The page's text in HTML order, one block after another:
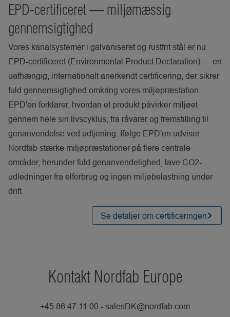
EPD-certificeret — miljømæssig
gennemsigtighed
Vores kanalsystemer i galvaniseret og rustfrit stål er nu
EPD-certificeret (Environmental Product Declaration) — en
uafhængig, internationalt anerkendt certificering, der sikrer
fuld gennemsigtighed omkring vores miljøpræstation.
EPD'en forklarer, hvordan et produkt påvirker miljøet
gennem hele sin livscyklus, fra råvarer og fremstilling til
genanvendelse ved udtjening. Ifølge EPD'en udviser
Nordfab stærke miljøpræstationer på flere centrale
områder, herunder fuld genanvendelighed, lave CO2-
udledninger fra elforbrug og ingen miljøbelastning under
drift.
Se detaljer om certificeringen
Kontakt Nordfab Europe
+45 86 47 11 00 - salesDK@nordfab.com